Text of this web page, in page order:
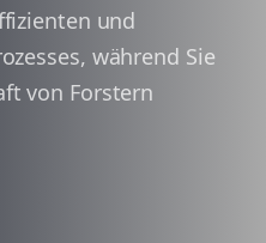
und
während Sie
von Forstern